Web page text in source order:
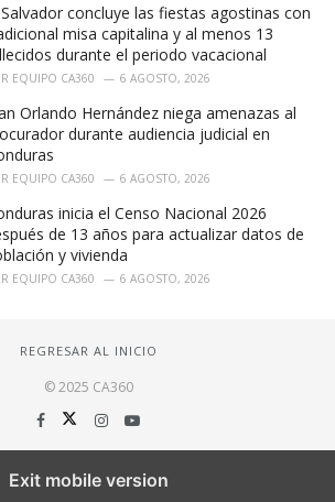
Salvador concluye las fiestas agostinas con
misa capitalina y al menos 13
durante el periodo vacacional
EQUIPO CA360 6 AGOSTO, 2026
Orlando Hernández niega amenazas al
durante audiencia judicial en
EQUIPO CA360 6 AGOSTO, 2026
inicia el Censo Nacional 2026
de 13 años para actualizar datos de
y vivienda
EQUIPO CA360 6 AGOSTO, 2026
REGRESAR AL INICIO
© 2025 CA360
Exit mobile version